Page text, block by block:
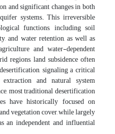
and significant changes in both
systems. This irreversible
functions, including soil
and water retention, as well as
and water-dependent
regions, land subsidence often
signaling a critical
and natural system
most traditional desertification
have historically focused on
vegetation cover, while largely
an independent and influential